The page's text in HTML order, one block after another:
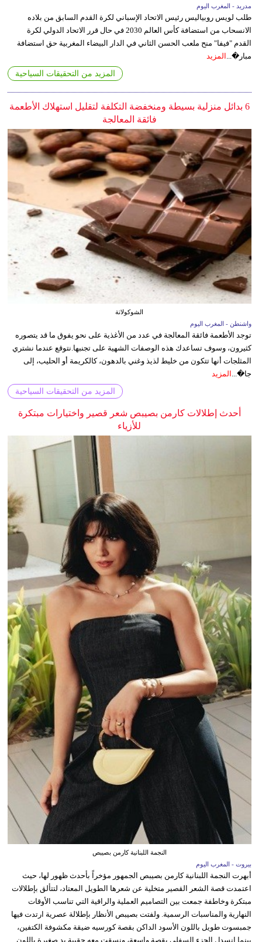
مدريد - المغرب اليوم
طلب لويس روبياليس رئيس الاتحاد الإسباني لكرة القدم السابق من بلاده
الانسحاب من استضافة كأس العالم 2030 في حال قرر الاتحاد الدولي لكرة
القدم "فيفا" منح ملعب الحسن الثاني في الدار البيضاء المغربية حق استضافة
مبار�...
المزيد
المزيد من التحقيقات السياحية
6 بدائل منزلية بسيطة ومنخفضة التكلفة لتقليل استهلاك الأطعمة
فائقة المعالجة
الشوكولاتة
واشنطن - المغرب اليوم
توجد الأطعمة فائقة المعالجة في عدد من الأغذية على نحو يفوق ما قد يتصوره
كثيرون، وسوف تساعدك هذه الوصفات الشهية على تجنبها.نتوقع عندما نشتري
المثلجات أنها تتكون من خليط لذيذ وغني بالدهون، كالكريمة أو الحليب، إلى
جا�... المزيد
المزيد من التحقيقات السياحية
أحدث إطلالات كارمن بصيبص شعر قصير واختيارات مبتكرة
للأزياء
النجمة اللبنانية كارمن بصيبص
بيروت - المغرب اليوم
أبهرت النجمة اللبنانية كارمن بصيبص الجمهور مؤخراً بأحدث ظهور لها، حيث
اعتمدت قصة الشعر القصير متخلية عن شعرها الطويل المعتاد، لتتألق بإطلالات
مبتكرة وخاطفة جمعت بين التصاميم العملية والراقية التي تناسب الأوقات
النهارية والمناسبات الرسمية. ولفتت بصيبص الأنظار بإطلالة عصرية ارتدت فيها
جمبسوت طويل باللون الأسود الداكن بقصة كورسيه ضيقة مكشوفة الكتفين،
بينما انسدل الجزء السفلي بقصة واسعة، ونسقت معه حقيبة يد صغيرة باللون